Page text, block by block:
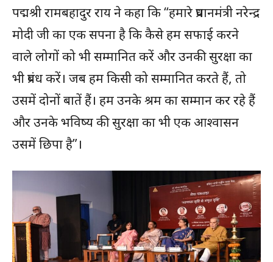
पद्मश्री रामबहादुर राय ने कहा कि “हमारे प्रधानमंत्री नरेन्द्र
मोदी जी का एक सपना है कि कैसे हम सफाई करने
वाले लोगों को भी सम्मानित करें और उनकी सुरक्षा का
भी प्रबंध करें। जब हम किसी को सम्मानित करते हैं, तो
उसमें दोनों बातें हैं। हम उनके श्रम का सम्मान कर रहे हैं
और उनके भविष्य की सुरक्षा का भी एक आश्वासन
उसमें छिपा है”।